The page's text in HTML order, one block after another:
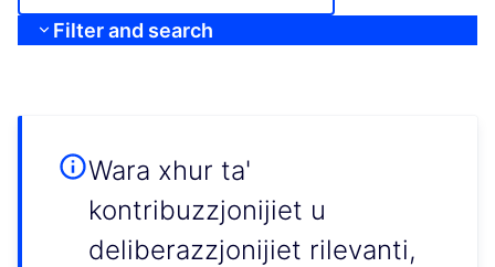
Filter and search
Wara xhur ta'
kontribuzzjonijiet u
deliberazzjonijiet rilevanti,